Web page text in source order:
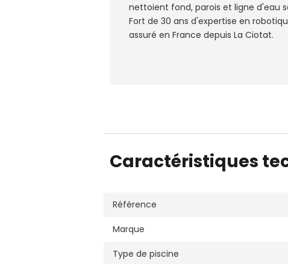
nettoient fond, parois et ligne d'eau
Fort de 30 ans d'expertise en
assuré en France depuis La Ciotat.
Caractéristiques
Référence
Marque
Type de piscine